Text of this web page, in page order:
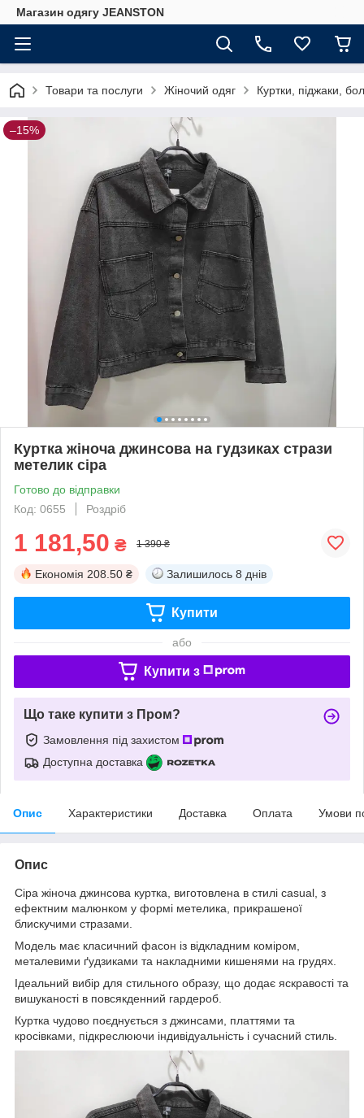
Магазин одягу JEANSTON
Товари та послуги Жіночий одяг Куртки, піджаки,
–15%
Куртка жіноча джинсова на гудзиках стрази
метелик сіра
Готово до відправки
Код: 0655
Роздріб
1 181,50 ₴ 1 390 ₴
Економія 208.50 ₴ Залишилось 8 днів
Купити
або
Купити з
Що таке купити з Пром?
Замовлення під захистом
Доступна доставка
Опис Характеристики Доставка Оплата Умови
Опис
Сіра жіноча джинсова куртка, виготовлена в стилі casual, з
ефектним малюнком у формі метелика, прикрашеної
блискучими стразами.
Модель має класичний фасон із відкладним коміром,
металевими ґудзиками та накладними кишенями на грудях.
Ідеальний вибір для стильного образу, що додає яскравості та
вишуканості в повсякденний гардероб.
Куртка чудово поєднується з джинсами, платтями та
кросівками, підкреслюючи індивідуальність і сучасний стиль.